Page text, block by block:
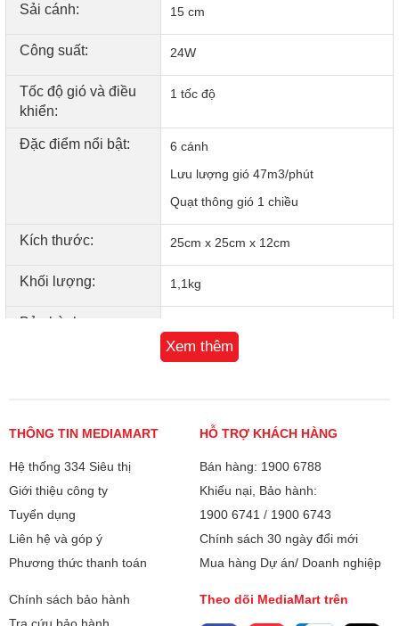
Sải cánh: 15 cm
Công suất: 24W
Tốc độ gió và điều
khiển:
1 tốc độ
Đặc điểm nổi bật:
6 cánh
Lưu lượng gió 47m3/phút
Quạt thông gió 1 chiều
Kích thước: 25cm x 25cm x 12cm
Khối lượng: 1,1kg
Bảo hành
Việt Nam
Xem thêm
THÔNG TIN MEDIAMART
Hệ thống 334 Siêu thị
Giới thiệu công ty
Tuyển dụng
Liên hệ và góp ý
Phương thức thanh toán
HỖ TRỢ KHÁCH HÀNG
Bán hàng: 1900 6788
Khiếu nại, Bảo hành:
1900 6741 / 1900 6743
Chính sách 30 ngày đổi mới
Mua hàng Dự án/ Doanh nghiệp
Chính sách bảo hành
Tra cứu bảo hành
Theo dõi MediaMart trên